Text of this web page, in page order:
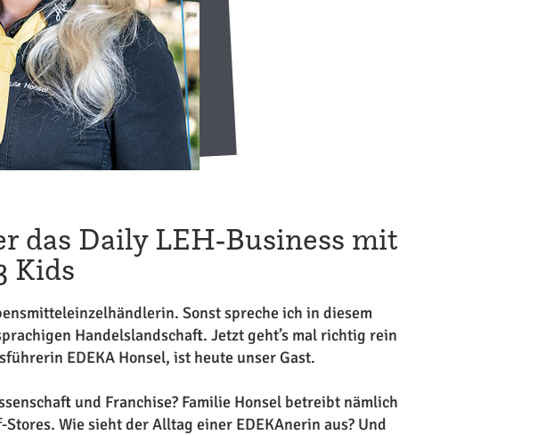
das Daily LEH-Business mit
Kids
Sonst spreche ich in diesem
Handelslandschaft. Jetzt geht’s mal richtig rein
EDEKA Honsel, ist heute unser Gast.
und Franchise? Familie Honsel betreibt nämlich
Wie sieht der Alltag einer EDEKAnerin aus? Und